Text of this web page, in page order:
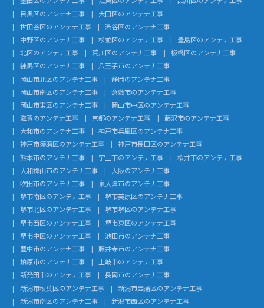
目黒区のアンテナ工事
大田区のアンテナ工事
世田谷区のアンテナ工事
渋谷区のアンテナ工事
中野区のアンテナ工事
杉並区のアンテナ工事
豊島区のアンテナ工事
北区のアンテナ工事
荒川区のアンテナ工事
板橋区のアンテナ工事
練馬区のアンテナ工事
八王子市のアンテナ工事
岡山市北区のアンテナ工事
静岡のアンテナ工事
岡山市南区のアンテナ工事
倉敷市のアンテナ工事
岡山市東区のアンテナ工事
岡山市中区のアンテナ工事
滋賀のアンテナ工事
京都のアンテナ工事
藤沢市のアンテナ工事
大和市のアンテナ工事
神戸市兵庫区のアンテナ工事
神戸市須磨区のアンテナ工事
神戸市長田区のアンテナ工事
熊本市のアンテナ工事
宇土市のアンテナ工事
桜井市のアンテナ工事
大和郡山市のアンテナ工事
大阪のアンテナ工事
吹田市のアンテナ工事
泉大津市のアンテナ工事
堺市南区のアンテナ工事
堺市美原区のアンテナ工事
堺市北区のアンテナ工事
堺市堺区のアンテナ工事
堺市西区のアンテナ工事
堺市東区のアンテナ工事
堺市中区のアンテナ工事
池田市のアンテナ工事
豊中市のアンテナ工事
藤井寺市のアンテナ工事
柏原市のアンテナ工事
土岐市のアンテナ工事
新発田市のアンテナ工事
長岡市のアンテナ工事
新潟市秋葉区のアンテナ工事
新潟市西蒲区のアンテナ工事
新潟市南区のアンテナ工事
新潟市西区のアンテナ工事